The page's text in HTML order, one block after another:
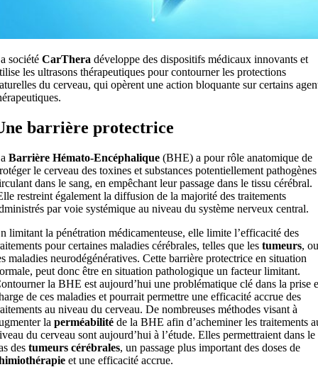
société CarThera développe des dispositifs médicaux innovants et
les ultrasons thérapeutiques pour contourner les protections
du cerveau, qui opèrent une action bloquante sur certains
barrière protectrice
Barrière Hémato-Encéphalique(BHE) a pour rôle anatomique de
le cerveau des toxines et substances potentiellement pathogènes
dans le sang, en empêchant leur passage dans le tissu cérébral.
restreint également la diffusion de la majorité des traitements
par voie systémique au niveau du système nerveux central.
limitant la pénétration médicamenteuse, elle limite l’efficacité des
pour certaines maladies cérébrales, telles que les tumeurs, ou
maladies neurodégénératives. Cette barrière protectrice en situation
peut donc être en situation pathologique un facteur limitant.
la BHE est aujourd’hui une problématique clé dans la prise
de ces maladies et pourrait permettre une efficacité accrue des
au niveau du cerveau. De nombreuses méthodes visant à
la perméabilitéde la BHE afin d’acheminer les traitements
du cerveau sont aujourd’hui à l’étude. Elles permettraient dans le
des tumeurs cérébrales, un passage plus important des doses de
et une efficacité accrue.